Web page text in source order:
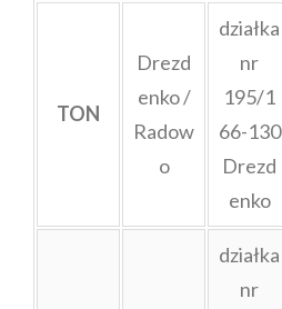
TON
Drezd
enko /
Radow
o
działka
nr
195/1
66-130
Drezd
enko
działka
nr